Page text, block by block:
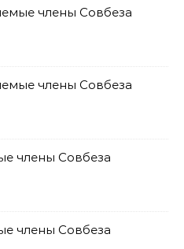
члены Совбеза
члены Совбеза
члены Совбеза
члены Совбеза